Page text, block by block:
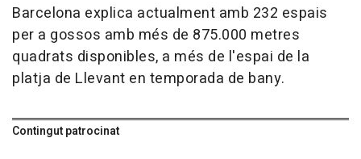
Barcelona explica actualment amb 232 espais
per a gossos amb més de 875.000 metres
quadrats disponibles, a més de l'espai de la
platja de Llevant en temporada de bany.
Contingut patrocinat